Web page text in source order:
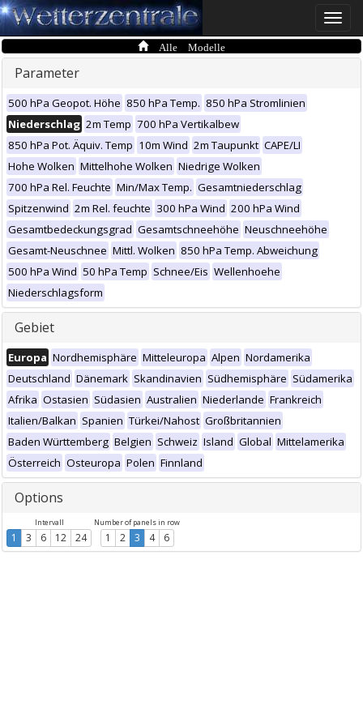
Toggle
Alle Modelle
Parameter
500 hPa Geopot. Höhe 850 hPa Temp. 850 hPa Stromlinien
Niederschlag 2m Temp 700 hPa Vertikalbew
850 hPa Pot. Äquiv. Temp 10m Wind 2m Taupunkt CAPE/LI
Hohe Wolken Mittelhohe Wolken Niedrige Wolken
700 hPa Rel. Feuchte Min/Max Temp. Gesamtniederschlag
Spitzenwind 2m Rel. feuchte 300 hPa Wind 200 hPa Wind
Gesamtbedeckungsgrad Gesamtschneehöhe Neuschneehöhe
Gesamt-Neuschnee Mittl. Wolken 850 hPa Temp. Abweichung
500 hPa Wind 50 hPa Temp Schnee/Eis Wellenhoehe
Niederschlagsform
Gebiet
Europa Nordhemisphäre Mitteleuropa Alpen Nordamerika
Deutschland Dänemark Skandinavien Südhemisphäre Südamerika
Afrika Ostasien Südasien Australien Niederlande Frankreich
Italien/Balkan Spanien Türkei/Nahost Großbritannien
Baden Württemberg Belgien Schweiz Island Global Mittelamerika
Österreich Osteuropa Polen Finnland
Options
Intervall
1 3 6 12 24
Number of panels in row
1 2 3 4 6